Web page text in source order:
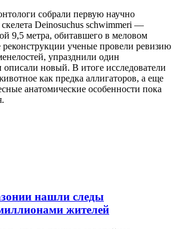
собрали первую научно
Deinosuchus schwimmeri —
9,5 метра, обитавшего в меловом
реконструкции ученые провели ревизию
упразднили один
новый. В итоге исследователи
как предка аллигаторов, а еще
анатомические особенности пока
нашли следы
жителей